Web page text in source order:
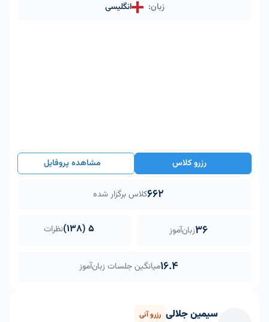
زبان: انگلیسی
رزرو کلاس مشاهده پروفایل
662کلاس برگزار شده
36زبان‌آموز 5 (138) نظرات
16.4میانگین جلسات زبان‌آموز
سيمين جلالی رزرو آنی